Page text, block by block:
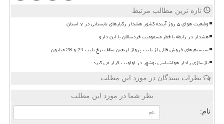
تازه ترین مطالب مرتبط
وضعیت هوای ۵ روز آینده کشور هشدار رگبارهای تابستانی در ۷ استان
هشدار در رابطه با خطر مسمومیت خردسالان با این دارو
سیستم های فروش خالی از بلیت پرواز اربعین سقف نرخ بلیت 24 و 28 میلیون
بازسازی رادار هواشناسی بوشهر در اولویت قرار می گیرد
نظرات بینندگان در مورد این مطلب
نظر شما در مورد این مطلب
نام: